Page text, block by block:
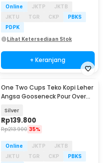
Online JKTP
JKTB
JKTU
TGR CKP
PBKS
PDPK
Lihat Ketersediaan Stok
+ Keranjang
One Two Cups Teko Kopi Leher
Angsa Gooseneck Pour Over
Silver
Rp139.800
Rp213.900 35%
Online JKTP
JKTB
JKTU
TGR CKP
PBKS